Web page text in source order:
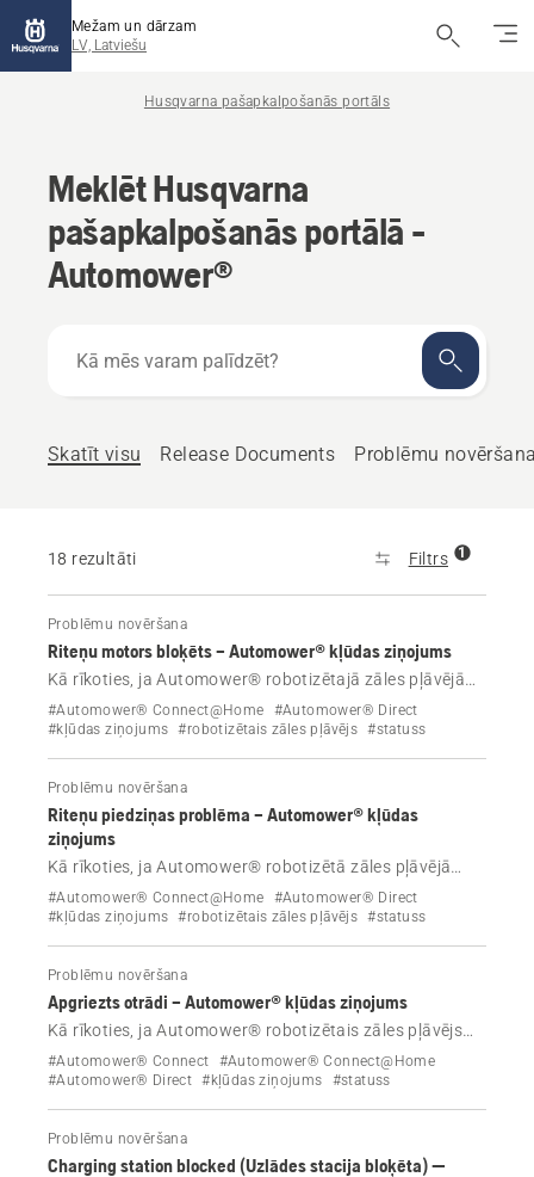
Mežam un dārzam
LV, Latviešu
Husqvarna pašapkalpošanās portāls
Meklēt Husqvarna
pašapkalpošanās portālā -
Automower®
mēs
Skatīt visu
Release Documents Problēmu
18 rezultāti Filtrs 1
Problēmu novēršana
Riteņu motors bloķēts – Automower® kļūdas ziņojums
Kā rīkoties, ja Automower® robotizētajā zāles pļāvējā
parādās kļūdas ziņojums “Riteņu motors bloķēts”.
#Automower® Connect@Home
#Automower® Direct
#kļūdas ziņojums
#robotizētais zāles pļāvējs #statuss
Problēmu novēršana
Riteņu piedziņas problēma – Automower® kļūdas
ziņojums
Kā rīkoties, ja Automower® robotizētā zāles pļāvējā
parādās kļūdas ziņojums Riteņu piedziņas problēma
#Automower® Connect@Home
#Automower® Direct
#kļūdas ziņojums
#robotizētais zāles pļāvējs #statuss
Problēmu novēršana
Apgriezts otrādi – Automower® kļūdas ziņojums
Kā rīkoties, ja Automower® robotizētais zāles pļāvējs
parāda kļūdas ziņojumu “Apgriezts otrādi”?
#Automower® Connect
#Automower® Connect@Home
#Automower® Direct #kļūdas ziņojums #statuss
Problēmu novēršana
Charging station blocked (Uzlādes stacija bloķēta) —